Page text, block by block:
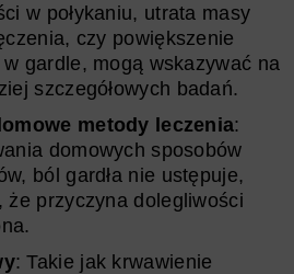
w połykaniu, utrata masy
czy powiększenie
w gardle, mogą wskazywać na
szczegółowych badań.
metody leczenia:
domowych sposobów
ból gardła nie ustępuje,
że przyczyna dolegliwości
: Takie jak krwawienie